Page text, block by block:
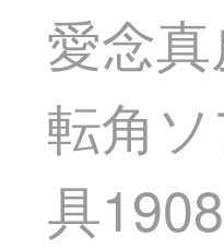
愛念
転角
具